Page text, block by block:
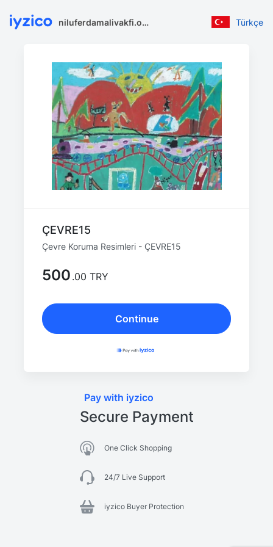
niluferdamalivakfi.org Türkçe
ÇEVRE15
Çevre Koruma Resimleri - ÇEVRE15
500 .00 TRY
Continue
Pay with iyzico
Secure Payment
One Click Shopping
24/7 Live Support
iyzico Buyer Protection